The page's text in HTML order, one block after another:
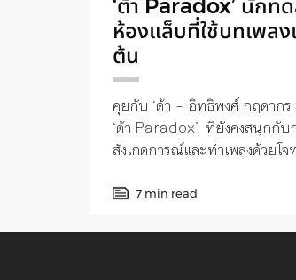
‘ต้า Paradox’ นักท
ห้องแล็บที่ใช้บทเพลง
ต้น
คุยกับ ‘ต้า – อิทธิพงศ์ กฤดาก
‘ต้า Paradox’ ที่ยังคงสนุกกับ
สังเกตการณ์และทำเพลงด้วยโ
7 min read